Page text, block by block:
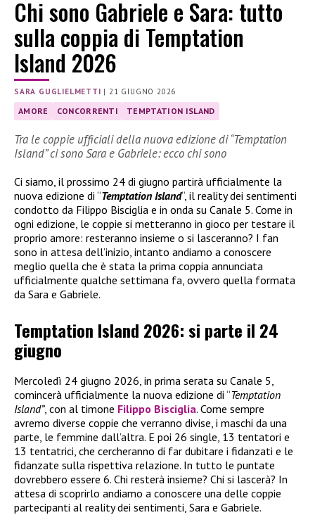
Chi sono Gabriele e Sara: tutto
sulla coppia di Temptation
Island 2026
SARA GUGLIELMETTI |21 GIUGNO 2026
AMORE CONCORRENTI TEMPTATION ISLAND
Tra le coppie ufficiali della nuova edizione di “Temptation
Island” ci sono Sara e Gabriele: ecco chi sono
Ci siamo, il prossimo 24 di giugno partirà ufficialmente la
nuova edizione di “Temptation Island“, il reality dei sentimenti
condotto da Filippo Bisciglia e in onda su Canale 5. Come in
ogni edizione, le coppie si metteranno in gioco per testare il
proprio amore: resteranno insieme o si lasceranno? I fan
sono in attesa dell’inizio, intanto andiamo a conoscere
meglio quella che è stata la prima coppia annunciata
ufficialmente qualche settimana fa, ovvero quella formata
da Sara e Gabriele.
Temptation Island 2026: si parte il 24
giugno
Mercoledì 24 giugno 2026, in prima serata su Canale 5,
comincerà ufficialmente la nuova edizione di “Temptation
Island”, con al timone Filippo Bisciglia. Come sempre
avremo diverse coppie che verranno divise, i maschi da una
parte, le femmine dall’altra. E poi 26 single, 13 tentatori e
13 tentatrici, che cercheranno di far dubitare i fidanzati e le
fidanzate sulla rispettiva relazione. In tutto le puntate
dovrebbero essere 6. Chi resterà insieme? Chi si lascerà? In
attesa di scoprirlo andiamo a conoscere una delle coppie
partecipanti al reality dei sentimenti, Sara e Gabriele.